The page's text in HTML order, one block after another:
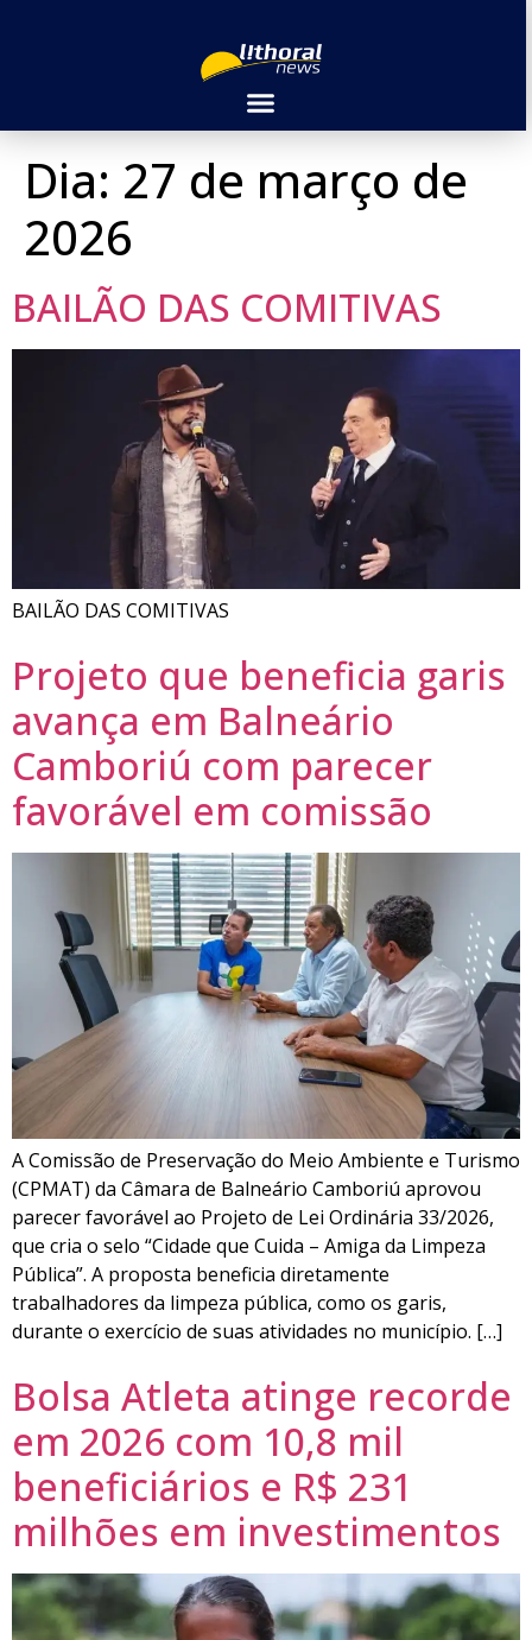
Dia: 27 de março de
2026
BAILÃO DAS COMITIVAS
BAILÃO DAS COMITIVAS
Projeto que beneficia garis
avança em Balneário
Camboriú com parecer
favorável em comissão
A Comissão de Preservação do Meio Ambiente e Turismo
(CPMAT) da Câmara de Balneário Camboriú aprovou
parecer favorável ao Projeto de Lei Ordinária 33/2026,
que cria o selo “Cidade que Cuida – Amiga da Limpeza
Pública”. A proposta beneficia diretamente
trabalhadores da limpeza pública, como os garis,
durante o exercício de suas atividades no município. […]
Bolsa Atleta atinge recorde
em 2026 com 10,8 mil
beneficiários e R$ 231
milhões em investimentos